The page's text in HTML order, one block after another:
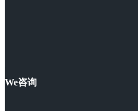
We咨询